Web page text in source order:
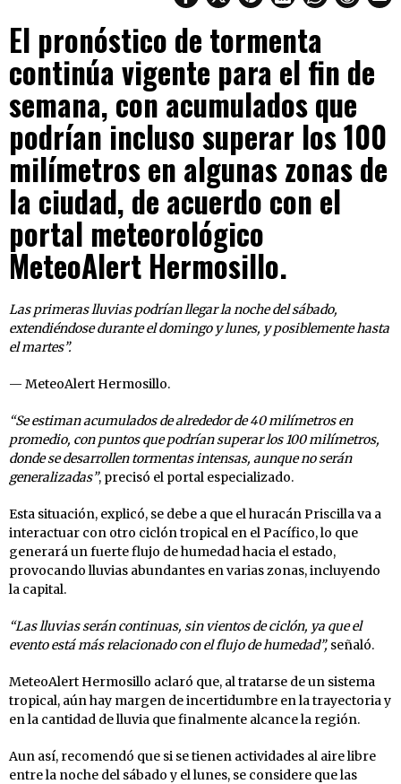
El pronóstico de tormenta
continúa vigente para el fin de
semana, con acumulados que
podrían incluso superar los 100
milímetros en algunas zonas de
la ciudad, de acuerdo con el
portal meteorológico
MeteoAlert Hermosillo.
Las primeras lluvias podrían llegar la noche del sábado,
extendiéndose durante el domingo y lunes, y posiblemente hasta
el martes”.
— MeteoAlert Hermosillo.
“Se estiman acumulados de alrededor de 40 milímetros en
promedio, con puntos que podrían superar los 100 milímetros,
donde se desarrollen tormentas intensas, aunque no serán
generalizadas”, precisó el portal especializado.
Esta situación, explicó, se debe a que el huracán Priscilla va a
interactuar con otro ciclón tropical en el Pacífico, lo que
generará un fuerte flujo de humedad hacia el estado,
provocando lluvias abundantes en varias zonas, incluyendo
la capital.
“Las lluvias serán continuas, sin vientos de ciclón, ya que el
evento está más relacionado con el flujo de humedad”, señaló.
MeteoAlert Hermosillo aclaró que, al tratarse de un sistema
tropical, aún hay margen de incertidumbre en la trayectoria y
en la cantidad de lluvia que finalmente alcance la región.
Aun así, recomendó que si se tienen actividades al aire libre
entre la noche del sábado y el lunes, se considere que las